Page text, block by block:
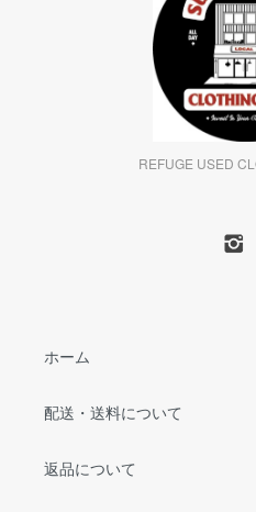
REFUGE USED
ホーム
配送・送料について
返品について